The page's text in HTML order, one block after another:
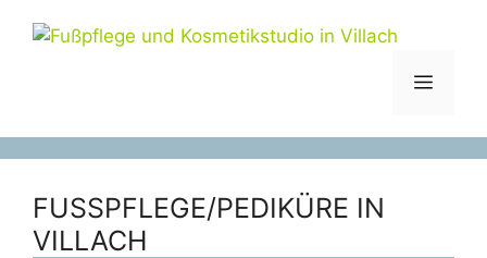
Inhalt
MENÜ
FUSSPFLEGE/PEDIKÜRE IN V
ILLACH